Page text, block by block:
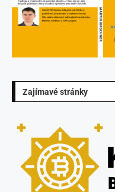
Zajímavé stránky